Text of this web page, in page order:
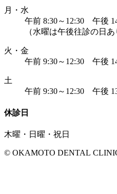
月・水
午前 8:30～12:30 午後
（水曜は午後往診の日あ
火・金
午前 9:30～12:30 午後
土
午前 9:30～12:30 午後
休診日
木曜・日曜・祝日
© OKAMOTO DENTAL